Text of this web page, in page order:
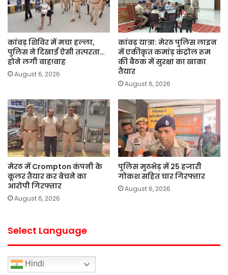
कांवड़ शिविर में मचा हल्ला,
पुलिस ने दिखाई ऐसी तत्परता…
होने लगी वाह!वाह
August 6, 2026
कांवड़ यात्रा: मेरठ पुलिस लाइन
में एकीकृत कमांड़ कंट्रोल रूम
की बैठक में सुरक्षा का खाका
तैयार
August 6, 2026
मेरठ में Crompton कंपनी के
कूलर तैयार कर बेचने का
आरोपी गिरफ्तार
August 6, 2026
पुलिस मुठभेड़ में 25 हजारी
गोकश सहित चार गिरफ्तार
August 6, 2026
Select Language
Hindi